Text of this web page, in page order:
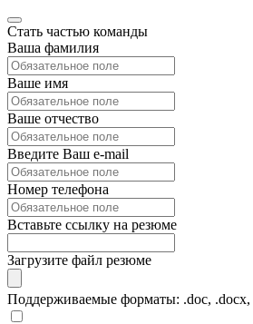
Стать частью команды
Ваша фамилия
Ваше имя
Ваше отчество
Введите Ваш e-mail
Номер телефона
Вставьте ссылку на резюме
Загрузите файл резюме
Поддерживаемые форматы: .doc,